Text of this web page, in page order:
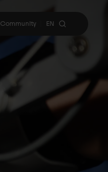
Community EN